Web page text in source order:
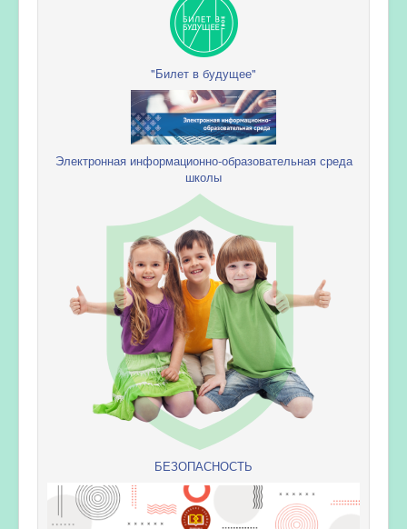
"Билет в будущее"
Электронная информационно-образовательная среда
школы
БЕЗОПАСНОСТЬ